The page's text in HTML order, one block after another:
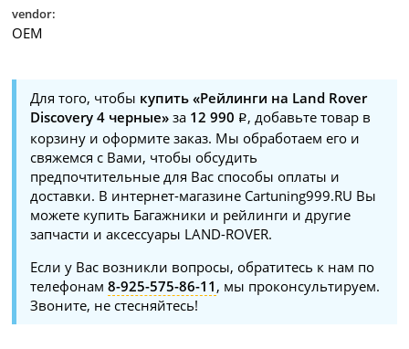
vendor:
OEM
Для того, чтобы купить «Рейлинги на Land Rover
Discovery 4 черные» за 12 990
, добавьте товар в
корзину и оформите заказ. Мы обработаем его и
свяжемся с Вами, чтобы обсудить
предпочтительные для Вас способы оплаты и
доставки. В интернет-магазине Cartuning999.RU Вы
можете купить Багажники и рейлинги и другие
запчасти и аксессуары LAND-ROVER.
Если у Вас возникли вопросы, обратитесь к нам по
телефонам8-925-575-86-11 , мы проконсультируем.
Звоните, не стесняйтесь!